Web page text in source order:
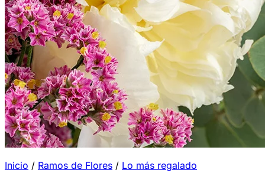
Inicio / Ramos de Flores / Lo más regalado